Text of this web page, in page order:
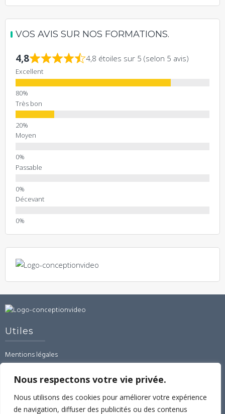
Nous respectons votre vie privée.
Nous utilisons des cookies pour améliorer votre expérience
de navigation, diffuser des publicités ou des contenus
VOS AVIS SUR NOS FORMATIONS.
4,8 4,8 étoiles sur 5 (selon 5 avis)
Excellent
Très bon
Moyen
Passable
Décevant
Utiles
Mentions légales
CGU-CGV-RGPD
Contact
Espace formations